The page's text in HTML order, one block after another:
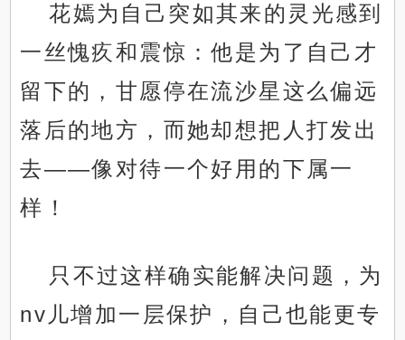
花嫣为自己突如其来的灵光感到
一丝愧疚和震惊：他是为了自己才
留下的，甘愿停在流沙星这么偏远
落后的地方，而她却想把人打发出
去——像对待一个好用的下属一
样！
只不过这样确实能解决问题，为
nv儿增加一层保护，自己也能更专